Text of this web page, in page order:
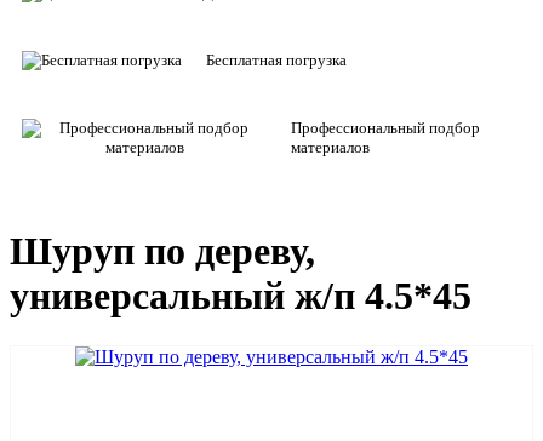
Бесплатная погрузка
Профессиональный подбор
материалов
Шуруп по дереву,
универсальный ж/п 4.5*45